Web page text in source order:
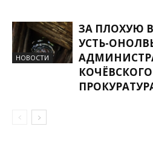
НОВОСТИ
ЗА ПЛОХУЮ
УСТЬ-